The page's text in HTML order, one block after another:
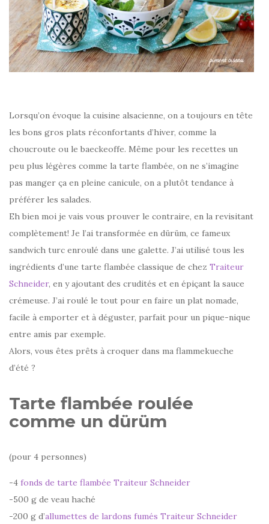
Lorsqu’on évoque la cuisine alsacienne, on a toujours en tête
les bons gros plats réconfortants d’hiver, comme la
choucroute ou le baeckeoffe. Même pour les recettes un
peu plus légères comme la tarte flambée, on ne s’imagine
pas manger ça en pleine canicule, on a plutôt tendance à
préférer les salades.
Eh bien moi je vais vous prouver le contraire, en la revisitant
complètement! Je l’ai transformée en dürüm, ce fameux
sandwich turc enroulé dans une galette. J’ai utilisé tous les
ingrédients d’une tarte flambée classique de chez Traiteur
Schneider, en y ajoutant des crudités et en épiçant la sauce
crémeuse. J’ai roulé le tout pour en faire un plat nomade,
facile à emporter et à déguster, parfait pour un pique-nique
entre amis par exemple.
Alors, vous êtes prêts à croquer dans ma flammekueche
d’été ?
Tarte flambée roulée
comme un dürüm
(pour 4 personnes)
-4 fonds de tarte flambée Traiteur Schneider
-500 g de veau haché
-200 g d’allumettes de lardons fumés Traiteur Schneider